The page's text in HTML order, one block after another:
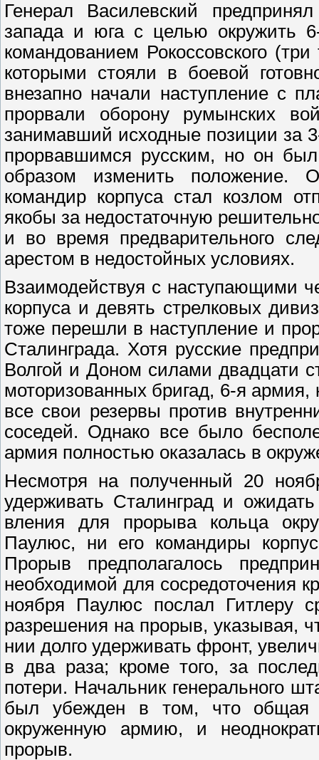
Генерал Василевский
запада и юга с целью окружить
командованием Рокоссовского
которыми стояли в боевой
внезапно начали наступление с
прорвали оборону румынских
занимавший исходные позиции за
прорвавшимся русским, но он
образом изменить положение.
командир корпуса стал козлом
якобы за недостаточную
и во время предварительного
арестом в недостойных условиях.
Взаимодействуя с наступающими
корпуса и девять стрелковых
тоже перешли в наступление и
Сталинграда. Хотя русские
Волгой и Доном силами двадцати
моторизованных бригад, 6-я армия,
все свои резервы против
соседей. Однако все было
армия полностью оказалась в
Несмотря на полученный 20
удерживать Сталинград и
вления для прорыва кольца
Паулюс, ни его командиры
Прорыв предполагалось
необходимой для сосредоточения
ноября Паулюс послал Гитлеру
разрешения на прорыв, указывая,
нии долго удерживать фронт,
в два раза; кроме того, за
потери. Начальник генерального
был убежден в том, что общая
окруженную армию, и
прорыв.